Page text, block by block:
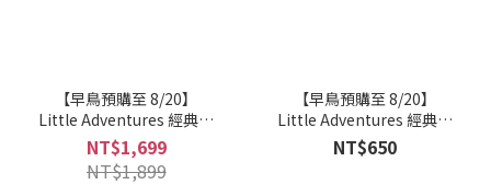
【早鳥預購至 8/20】
Little Adventures 經典造
型服裝 - 雷恩大兵
NT$1,699
NT$1,899
【早鳥預購至 8/20】
Little Adventures 經典造
型帽子 - 救火帽(紅)
NT$650